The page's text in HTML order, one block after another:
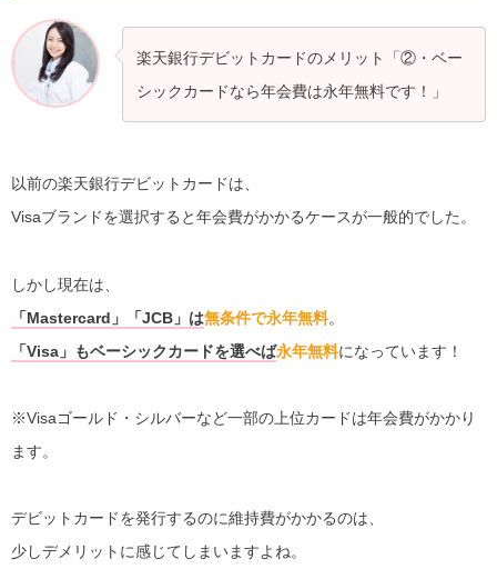
楽天銀行デビットカードのメリット「②・ベー
シックカードなら年会費は永年無料です！」
以前の楽天銀行デビットカードは、
Visaブランドを選択すると年会費がかかるケースが一般的でした。
しかし現在は、
「Mastercard」「JCB」は無条件で永年無料。
「Visa」もベーシックカードを選べば永年無料になっています！
※Visaゴールド・シルバーなど一部の上位カードは年会費がかかり
ます。
デビットカードを発行するのに維持費がかかるのは、
少しデメリットに感じてしまいますよね。